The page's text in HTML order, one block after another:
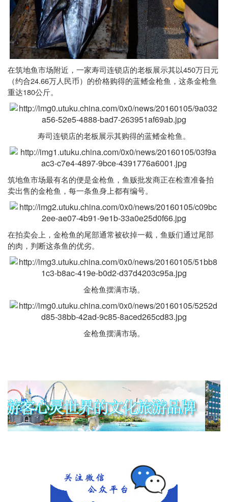
在筑地鱼市场附近，一家寿司连锁店的老板展示其以450万日元
（约合24.66万人民币）的价格购得的蓝鳍金枪鱼，这条金枪鱼
重达180公斤。
寿司连锁店的老板展示其购得的蓝鳍金枪鱼。
筑地鱼市场最有名的便是金枪鱼，鱼贩批发商正在检查准备拍
卖出售的金枪鱼，每一条鱼身上都有编号。
在拍卖会上，金枪鱼的尾部通常被砍掉一截，鱼贩们通过尾部
的肉，判断这条鱼的优劣。
金枪鱼摆满市场。
金枪鱼摆满市场。